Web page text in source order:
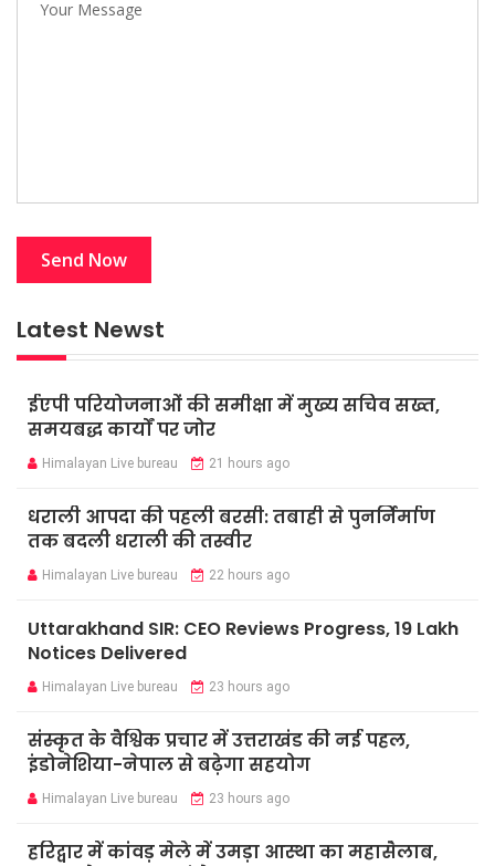
Latest Newst
ईएपी परियोजनाओं की समीक्षा में मुख्य सचिव सख्त,
समयबद्ध कार्यों पर जोर
Himalayan Live bureau 21 hours ago
धराली आपदा की पहली बरसी: तबाही से पुनर्निर्माण
तक बदली धराली की तस्वीर
Himalayan Live bureau 22 hours ago
Uttarakhand SIR: CEO Reviews Progress, 19 Lakh
Notices Delivered
Himalayan Live bureau 23 hours ago
संस्कृत के वैश्विक प्रचार में उत्तराखंड की नई पहल,
इंडोनेशिया-नेपाल से बढ़ेगा सहयोग
Himalayan Live bureau 23 hours ago
हरिद्वार में कांवड़ मेले में उमड़ा आस्था का महासैलाब,